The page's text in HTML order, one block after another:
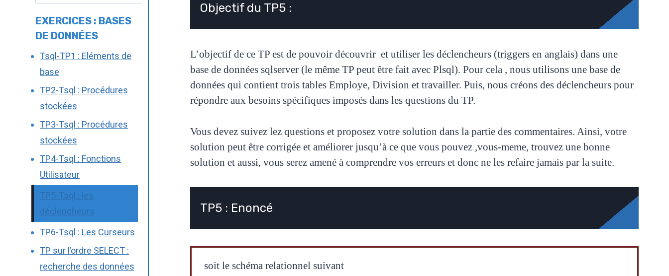
Objectif du TP5 :
L’objectif de ce TP est de pouvoir découvrir et utiliser les déclencheurs (triggers en anglais) dans une
base de données sqlserver (le même TP peut être fait avec Plsql). Pour cela , nous utilisons une base de
données qui contient trois tables Employe, Division et travailler. Puis, nous créons des déclencheurs pour
répondre aux besoins spécifiques imposés dans les questions du TP.
Vous devez suivez lez questions et proposez votre solution dans la partie des commentaires. Ainsi, votre
solution peut être corrigée et améliorer jusqu’à ce que vous pouvez ,vous-meme, trouvez une bonne
solution et aussi, vous serez amené à comprendre vos erreurs et donc ne les refaire jamais par la suite.
TP5 : Enoncé
soit le schéma relationnel suivant
EXERCICES : BASES
DE DONNÉES
Tsql-TP1 : Eléments de
base
TP2-Tsql : Procédures
stockées
TP3-Tsql : Procédures
stockées
TP4-Tsql : Fonctions
Utilisateur
TP5-Tsql : les
déclencheurs
TP6-Tsql : Les Curseurs
TP sur l’ordre SELECT :
recherche des données